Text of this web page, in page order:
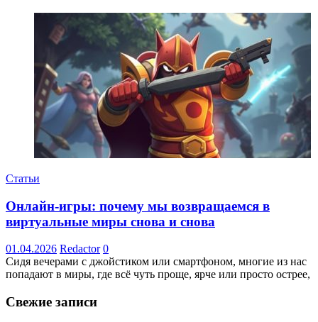
Статьи
Онлайн-игры: почему мы возвращаемся в
виртуальные миры снова и снова
01.04.2026 Redactor 0
Сидя вечерами с джойстиком или смартфоном, многие из нас
попадают в миры, где всё чуть проще, ярче или просто острее,
Свежие записи